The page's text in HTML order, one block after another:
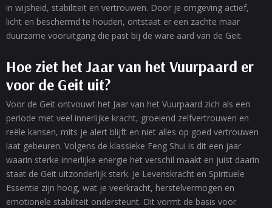
in wijsheid, stabiliteit en vertrouwen. Door je omgeving actief,
licht en beschermd te houden, ontstaat er een zachte maar
duurzame vooruitgang die past bij de ware aard van de Geit.
Hoe ziet het Jaar van het Vuurpaard er
voor de Geit uit?
Voor de Geit ontvouwt het Jaar van het Vuurpaard zich als een
periode met veel innerlijke kracht, groeiend zelfvertrouwen en
reële kansen, mits je alert blijft en niet alles op goed vertrouwen
laat gebeuren. Volgens de klassieke Feng Shui is dit een jaar
waarin sterke innerlijke energie het verschil maakt en juist daarin
staat de Geit uitzonderlijk sterk. Je Levenskracht en Spirituele
Essentie zijn hoog, wat je veerkracht, herstelvermogen en
emotionele stabiliteit ondersteunt. Dit vormt de basis voor